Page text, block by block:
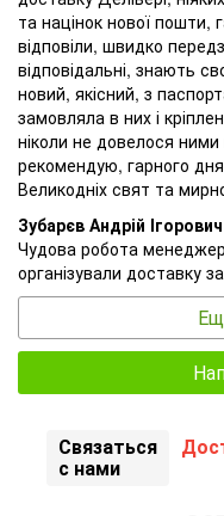
та націнок нової пошти,
відповіли, швидко
відповідальні, знають
новий, якісний, з
замовляла в них і
ніколи не довелося
рекомендую, гарного
Великодніх свят та
Зубарєв Андрій Ігорович
Чудова робота
організували доставку
Связаться
с нами